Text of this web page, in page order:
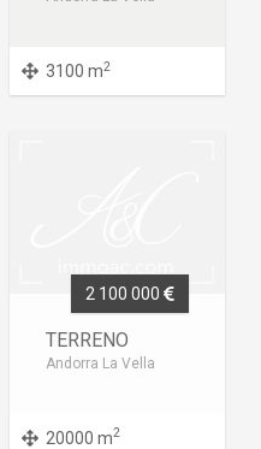
3100 m2
2 100 000
TERRENO
Andorra La Vella
20000 m2